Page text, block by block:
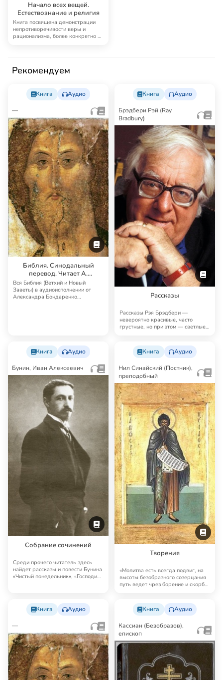
Начало всех вещей.
Естествознание и религия
Книга посвящена демонстрации
непротиворечивости веры и
рационализма, более конкретно —
Рекомендуем
Книга Аудио
—
Библия. Синодальный
перевод. Читает А.
Бондаренко и И.
Прудовский
Вся Библия (Ветхий и Новый
Заветы) в аудиоисполнении от
Александра Бондаренко
Книга Аудио
Брэдбери Рэй (Ray
Bradbury)
Рассказы
Рассказы Рэя Брэдбери —
невероятно красивые, часто
грустные, но при этом — светлые,
Книга Аудио
Бунин, Иван Алексеевич
Собрание сочинений
Среди прочего читатель здесь
найдет рассказы и повести Бунина
«Чистый понедельник», «Господин
Книга Аудио
Нил Синайский (Постник),
преподобный
Творения
«Молитва есть всегда подвиг, на
высоты безобразного созерцания
путь ведет чрез борение и скорбь;
Книга Аудио
—
Книга Аудио
Кассиан (Безобразов),
епископ